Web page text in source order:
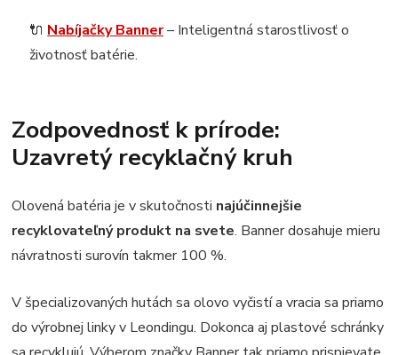
🔌 Nabíjačky Banner– Inteligentná starostlivosť o
životnosť batérie.
Zodpovednosť k prírode:
Uzavretý recyklačný kruh
Olovená batéria je v skutočnosti najúčinnejšie
recyklovateľný produkt na svete. Banner dosahuje mieru
návratnosti surovín takmer 100 %.
V špecializovaných hutách sa olovo vyčistí a vracia sa priamo
do výrobnej linky v Leondingu. Dokonca aj plastové schránky